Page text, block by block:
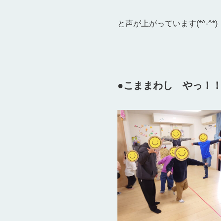
と声が上がっています(*^-^*)
●こままわし やっ！